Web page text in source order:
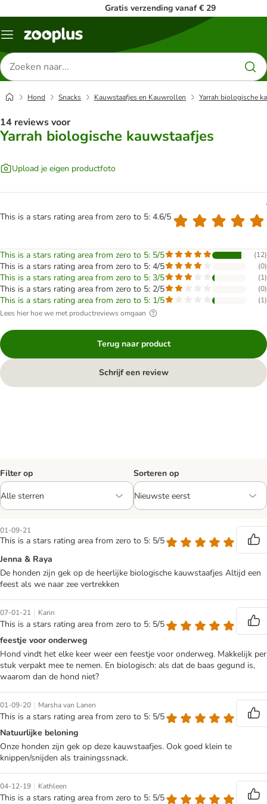
Gratis verzending vanaf € 29
Menu
Zoeken
naar
producten
Hond Snacks Kauwstaafjes en Kauwrollen Yarrah biologische
14 reviews voor
Yarrah biologische kauwstaafjes
Upload je eigen productfoto
This is a stars rating area from zero to 5: 4.6/5
This is a stars rating area from zero to 5: 5/5 (12)
This is a stars rating area from zero to 5: 4/5 (0)
This is a stars rating area from zero to 5: 3/5 (1)
This is a stars rating area from zero to 5: 2/5 (0)
This is a stars rating area from zero to 5: 1/5 (1)
Lees hier hoe we met productreviews omgaan
Terug naar product
Schrijf een review
Filter op Sorteren op
01-09-21
This is a stars rating area from zero to 5: 5/5
Jenna & Raya
De honden zijn gek op de heerlijke biologische kauwstaafjes Altijd een
feest als we naar zee vertrekken
07-01-21 | Karin
This is a stars rating area from zero to 5: 5/5
feestje voor onderweg
Hond vindt het elke keer weer een feestje voor onderweg. Makkelijk per
stuk verpakt mee te nemen. En biologisch: als dat de baas gegund is,
waarom dan de hond niet?
01-09-20 | Marsha van Lanen
This is a stars rating area from zero to 5: 5/5
Natuurlijke beloning
Onze honden zijn gek op deze kauwstaafjes. Ook goed klein te
knippen/snijden als trainingssnack.
04-12-19 | Kathleen
This is a stars rating area from zero to 5: 5/5